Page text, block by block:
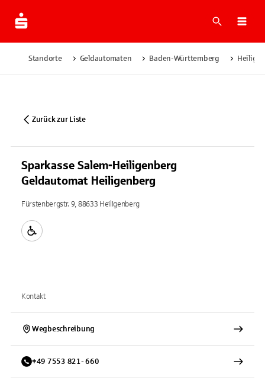
Suche
Standorte Geldautomaten Baden-Württemberg
Zurück zur Liste
Sparkasse Salem-Heiligenberg
Geldautomat Heiligenberg
Fürstenbergstr. 9, 88633 Heiligenberg
Kontakt
Wegbeschreibung
+49 7553 821- 660